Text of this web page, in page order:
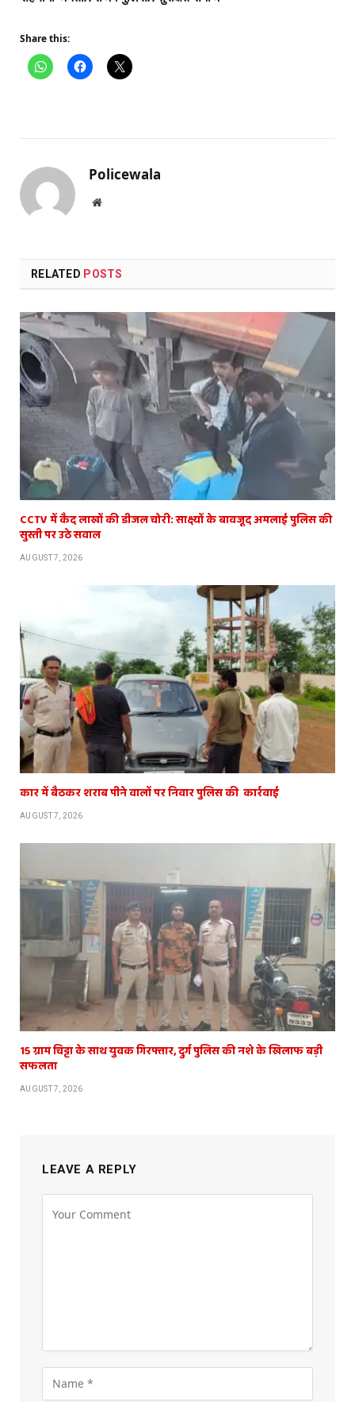
Share this:
Policewala
Website
RELATED POSTS
CCTV में कैद लाखों की डीजल चोरी: साक्ष्यों के बावजूद अमलाई पुलिस की
सुस्ती पर उठे सवाल
AUGUST 7, 2026
कार में बैठकर शराब पीने वालों पर निवार पुलिस की कार्रवाई
AUGUST 7, 2026
15 ग्राम चिट्टा के साथ युवक गिरफ्तार, दुर्ग पुलिस की नशे के खिलाफ बड़ी
सफलता
AUGUST 7, 2026
LEAVE A REPLY